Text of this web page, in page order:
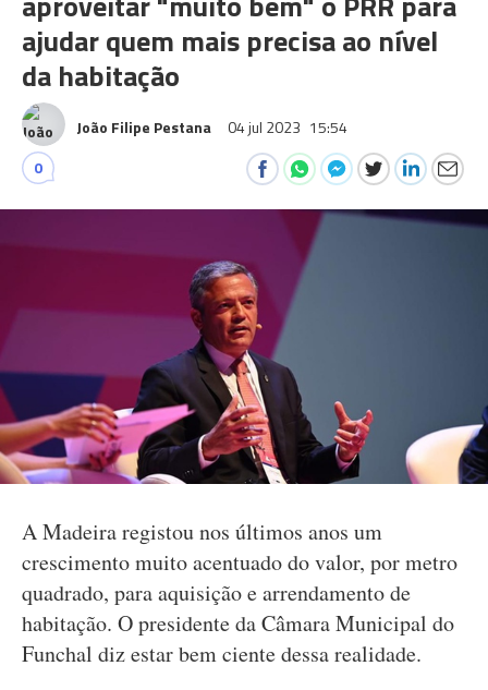
ajudar quem mais precisa ao nível
da habitação
João Filipe Pestana 04 jul 2023 15:54
0
A Madeira registou nos últimos anos um
crescimento muito acentuado do valor, por metro
quadrado, para aquisição e arrendamento de
habitação. O presidente da Câmara Municipal do
Funchal diz estar bem ciente dessa realidade.